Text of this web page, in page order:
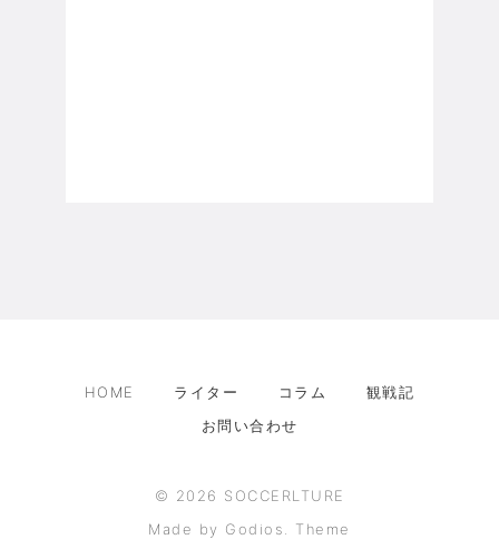
HOME ライター コラム
観戦記
お問い合わせ
© 2026 SOCCERLTURE
Made by Godios. Theme